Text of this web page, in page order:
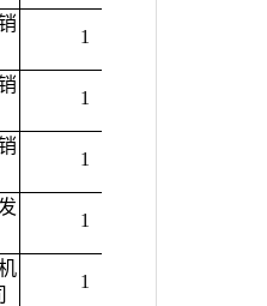
1
1
1
1
1